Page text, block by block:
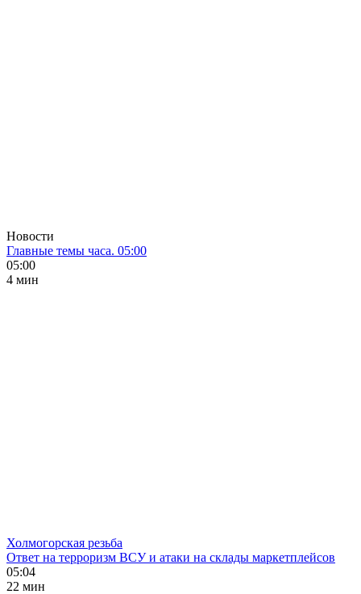
Новости
Главные темы часа. 05:00
05:00
4 мин
Холмогорская резьба
Ответ на терроризм ВСУ и атаки на склады маркетплейсов
05:04
22 мин